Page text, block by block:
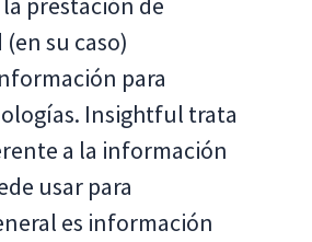
su caso)
para
Insightful trata
a la información
usar para
es información